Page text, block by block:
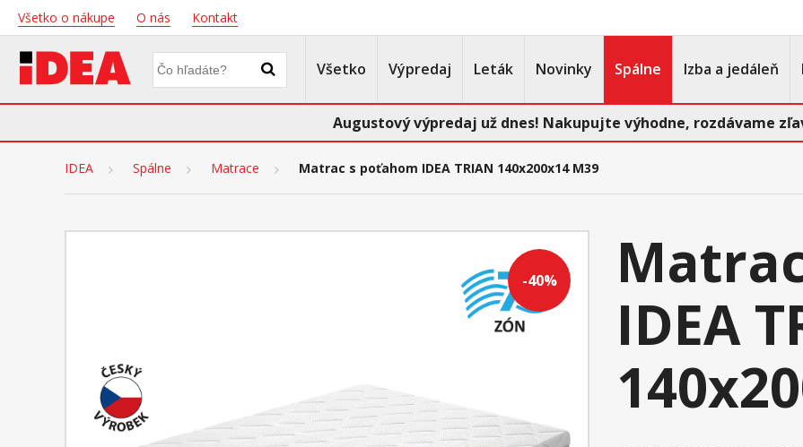
Všetko o nákupe O nás Kontakt
Všetko Výpredaj Leták Novinky Spálne Izba a jedáleň
Augustový výpredaj už dnes! Nakupujte výhodne, rozdávame
IDEA Spálne Matrace Matrac s poťahom IDEA TRIAN 140x200x14 M39
-40%
IDEA